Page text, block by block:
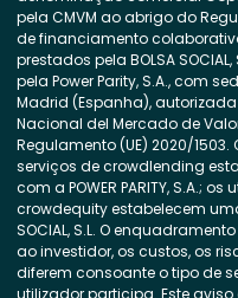
pela CMVM ao abrigo do
de financiamento
prestados pela BOLSA
pela Power Parity, S.A., com
Madrid (Espanha),
Nacional del Mercado de
Regulamento (UE) 2020/
serviços de crowdlending
com a POWER PARITY, S.A.;
crowdequity estabelecem
SOCIAL, S.L. O
ao investidor, os custos, os
diferem consoante o tipo de